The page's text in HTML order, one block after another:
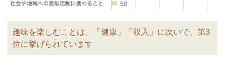
趣味を楽しむことは、「健康」「収入」に次いで、第3
位に挙げられています